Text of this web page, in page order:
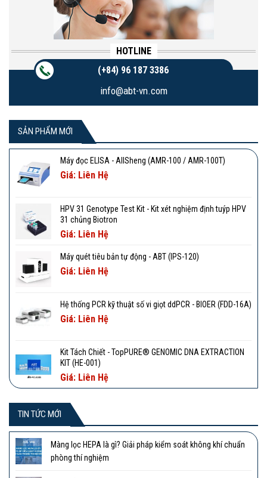
HOTLINE
(+84) 96 187 3386
info@abt-vn.com
SẢN PHẨM MỚI
Máy đọc ELISA - AllSheng (AMR-100 / AMR-100T)
Giá: Liên Hệ
HPV 31 Genotype Test Kit - Kit xét nghiệm định tuýp HPV
31 chủng Biotron
Giá: Liên Hệ
Máy quét tiêu bản tự động - ABT (IPS-120)
Giá: Liên Hệ
Hệ thống PCR kỹ thuật số vi giọt ddPCR - BIOER (FDD-16A)
Giá: Liên Hệ
Kit Tách Chiết - TopPURE® GENOMIC DNA EXTRACTION
KIT (HE-001)
Giá: Liên Hệ
TIN TỨC MỚI
Màng lọc HEPA là gì? Giải pháp kiểm soát không khí chuẩn
phòng thí nghiệm